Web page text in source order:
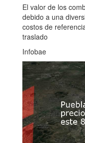
El valor de los
debido a una
costos de
traslado
Infobae